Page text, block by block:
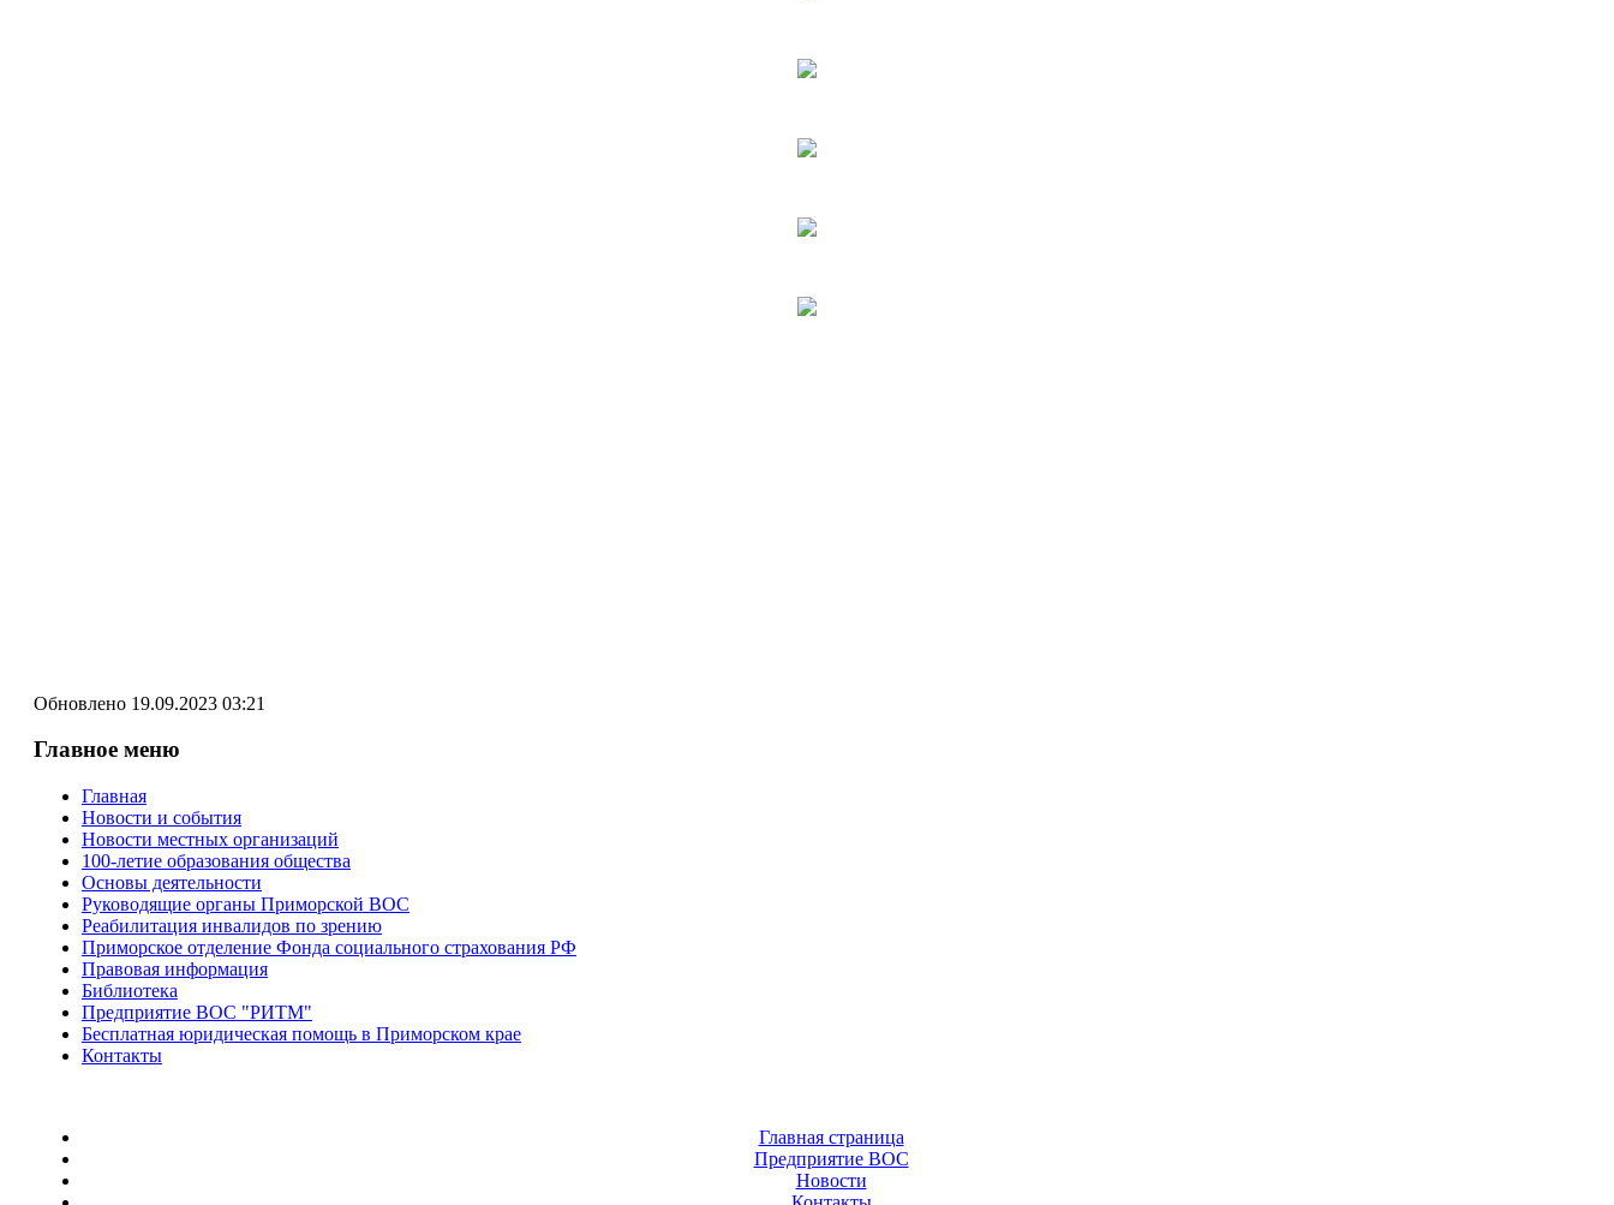
Обновлено 19.09.2023 03:21
Главное меню
Главная
Новости и события
Новости местных организаций
100-летие образования общества
Основы деятельности
Руководящие органы Приморской ВОС
Реабилитация инвалидов по зрению
Приморское отделение Фонда социального страхования РФ
Правовая информация
Библиотека
Предприятие ВОС "РИТМ"
Бесплатная юридическая помощь в Приморском крае
Контакты
Главная страница
Предприятие ВОС
Новости